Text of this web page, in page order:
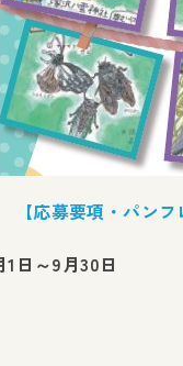
【応募要項・パン
日～9月30日